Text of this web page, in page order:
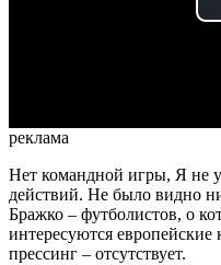
реклама
Нет командной игры, Я не
действий. Не было видно
Бражко – футболистов, о
интересуются европейские
прессинг – отсутствует.